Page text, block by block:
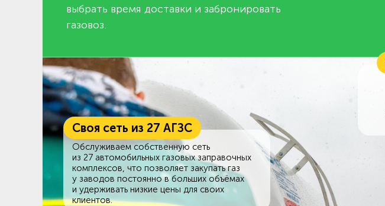
выбрать время доставки и забронировать
газовоз.
Своя сеть из 27 АГЗС
Обслуживаем собственную сеть
из 27 автомобильных газовых заправочных
комплексов, что позволяет закупать газ
у заводов постоянно в больших объёмах
и удерживать низкие цены для своих
клиентов.